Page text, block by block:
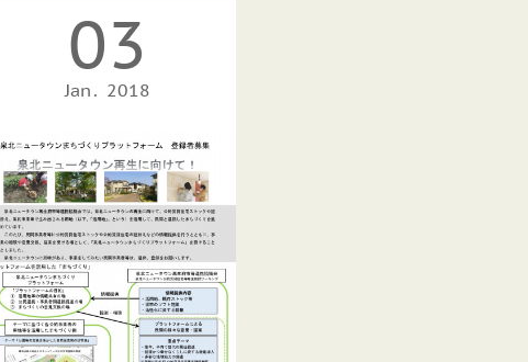
03
Jan 2018